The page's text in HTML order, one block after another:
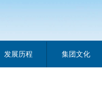
发展历程 集团文化